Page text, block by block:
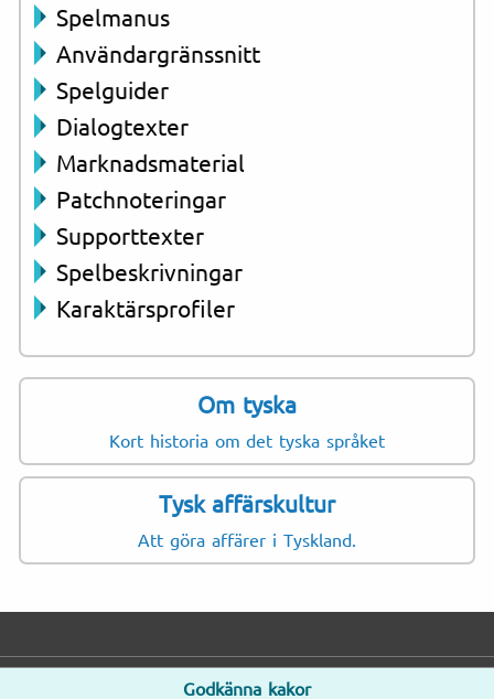
Spelmanus
Användargränssnitt
Spelguider
Dialogtexter
Marknadsmaterial
Patchnoteringar
Supporttexter
Spelbeskrivningar
Karaktärsprofiler
Om tyska
Kort historia om det tyska språket
Tysk affärskultur
Att göra affärer i Tyskland.
Godkänna kakor